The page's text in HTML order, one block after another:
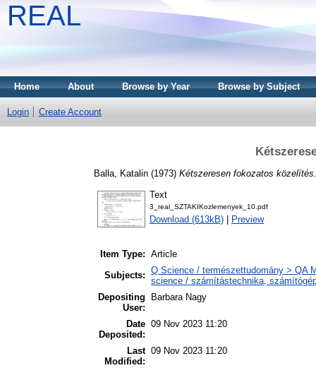
REAL
Home About Browse by Year Browse by Subject
Login Create Account
Balla, Katalin (1973) Kétszeresen fokozatos közelítés.
Text
3_real_SZTAKIKozlemenyek_10.pdf
Download (613kB) Preview
Item Type: Article
Subjects: Q Science / természettudomány > QA
science / számítástechnika,
Depositing
User:
Barbara Nagy
Date
Deposited:
09 Nov 2023 11:20
Last
Modified:
09 Nov 2023 11:20